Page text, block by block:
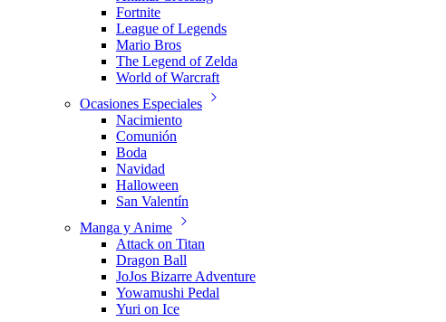
Fortnite
League of Legends
Mario Bros
The Legend of Zelda
World of Warcraft
Ocasiones Especiales
Nacimiento
Comunión
Boda
Navidad
Halloween
San Valentín
Manga y Anime
Attack on Titan
Dragon Ball
JoJos Bizarre Adventure
Yowamushi Pedal
Yuri on Ice